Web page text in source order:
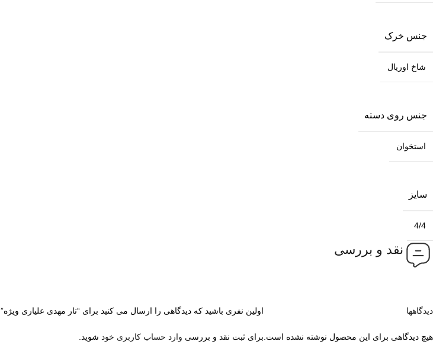
جنس خرک
شاخ اوریال
جنس روی دسته
استخوان
سایز
4/4
نقد و بررسی
دیدگاهها
هیچ دیدگاهی برای این محصول نوشته نشده است.
اولین نفری باشید که دیدگاهی را ارسال می کنید برای “تار مهدی علیاری ویژه”
برای ثبت نقد و بررسی وارد حساب کاربری خود شوید.